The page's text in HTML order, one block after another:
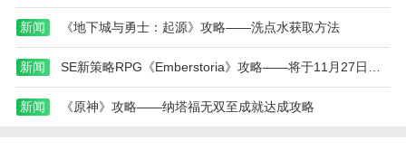
台市的最新资讯和热门活动。不管是寻找美食、景点还
是娱乐场所，都能在这款app上找到相关信息。
我特别喜欢烟台时刻的交通信息功能，它能够实时
显示交通拥堵情况和路况提示，避免我在上班或者出行
时遇到大堵车。
新闻 《地下城与勇士：起源》攻略——洗点水获取方法
新闻
新闻 《原神》攻略——纳塔福无双至成就达成攻略